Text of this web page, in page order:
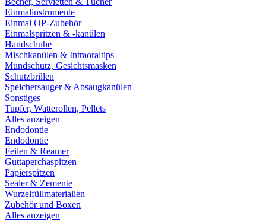
Einmalinstrumente
Einmal OP-Zubehör
Einmalspritzen & -kanülen
Handschuhe
Mischkanülen & Intraoraltips
Mundschutz, Gesichtsmasken
Schutzbrillen
Speichersauger & Absaugkanülen
Sonstiges
Tupfer, Watterollen, Pellets
Alles anzeigen
Endodontie
Endodontie
Feilen & Reamer
Guttaperchaspitzen
Papierspitzen
Sealer & Zemente
Wurzelfüllmaterialien
Zubehör und Boxen
Alles anzeigen